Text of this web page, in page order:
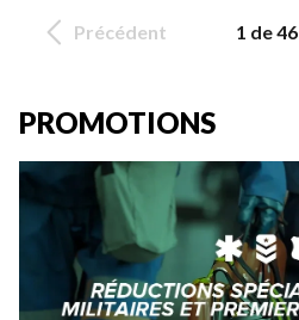
Précédent 1 de 46
PROMOTIONS